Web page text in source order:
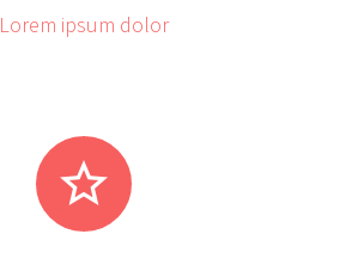
Lorem ipsum dolor

